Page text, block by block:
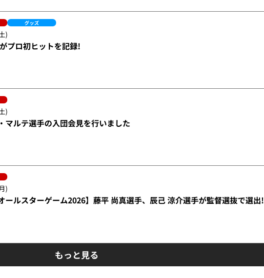
グッズ
)
プロ初ヒットを記録!
)
マルテ選手の入団会見を行いました
)
ールスターゲーム2026】藤平 尚真選手、辰己 涼介選手が監督選抜で選出!
もっと見る